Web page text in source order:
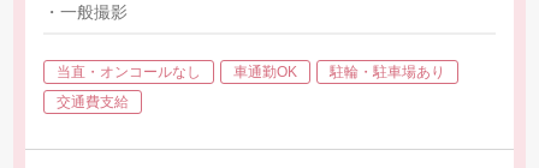
・一般撮影
当直・オンコールなし 車通勤OK
駐輪・駐車場あり
交通費支給